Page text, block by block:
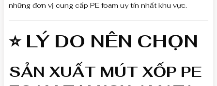
những đơn vị cung cấp PE foam uy tín nhất khu vực.
⭐ LÝ DO NÊN CHỌN
SẢN XUẤT MÚT XỐP PE